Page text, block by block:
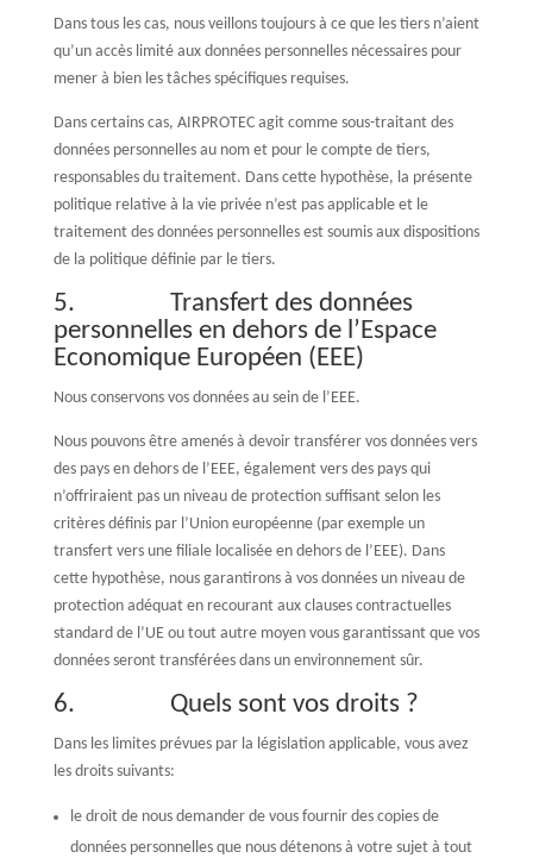
Dans tous les cas, nous veillons toujours à ce que les tiers n’aient
qu’un accès limité aux données personnelles nécessaires pour
mener à bien les tâches spécifiques requises.
Dans certains cas, AIRPROTEC agit comme sous-traitant des
données personnelles au nom et pour le compte de tiers,
responsables du traitement. Dans cette hypothèse, la présente
politique relative à la vie privée n’est pas applicable et le
traitement des données personnelles est soumis aux dispositions
de la politique définie par le tiers.
5. Transfert des données
personnelles en dehors de l’Espace
Economique Européen (EEE)
Nous conservons vos données au sein de l’EEE.
Nous pouvons être amenés à devoir transférer vos données vers
des pays en dehors de l’EEE, également vers des pays qui
n’offriraient pas un niveau de protection suffisant selon les
critères définis par l’Union européenne (par exemple un
transfert vers une filiale localisée en dehors de l’EEE). Dans
cette hypothèse, nous garantirons à vos données un niveau de
protection adéquat en recourant aux clauses contractuelles
standard de l’UE ou tout autre moyen vous garantissant que vos
données seront transférées dans un environnement sûr.
6. Quels sont vos droits ?
Dans les limites prévues par la législation applicable, vous avez
les droits suivants:
le droit de nous demander de vous fournir des copies de
données personnelles que nous détenons à votre sujet à tout